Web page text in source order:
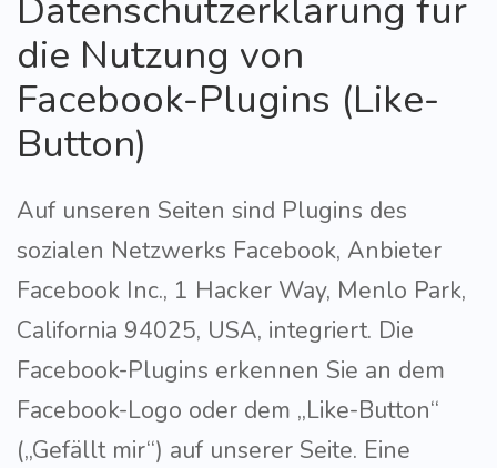
Datenschutzerklärung für
die Nutzung von
Facebook-Plugins (Like-
Button)
Auf unseren Seiten sind Plugins des
sozialen Netzwerks Facebook, Anbieter
Facebook Inc., 1 Hacker Way, Menlo Park,
California 94025, USA, integriert. Die
Facebook-Plugins erkennen Sie an dem
Facebook-Logo oder dem „Like-Button“
(„Gefällt mir“) auf unserer Seite. Eine